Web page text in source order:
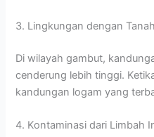
3. Lingkungan dengan
Di wilayah gambut,
cenderung lebih tinggi.
kandungan logam yang
4. Kontaminasi dari Limbah